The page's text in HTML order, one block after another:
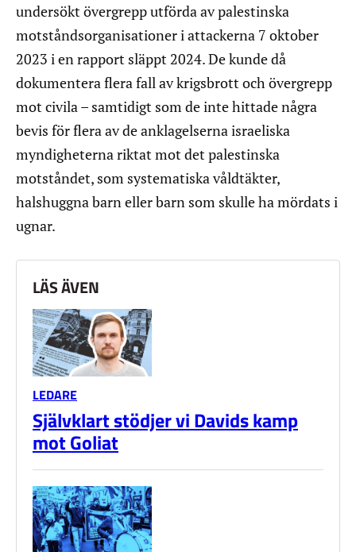
undersökt övergrepp utförda av palestinska
motståndsorganisationer i attackerna 7 oktober
2023 i en rapport släppt 2024. De kunde då
dokumentera flera fall av krigsbrott och övergrepp
mot civila – samtidigt som de inte hittade några
bevis för flera av de anklagelserna israeliska
myndigheterna riktat mot det palestinska
motståndet, som systematiska våldtäkter,
halshuggna barn eller barn som skulle ha mördats i
ugnar.
LÄS ÄVEN
LEDARE
Självklart stödjer vi Davids kamp
mot Goliat